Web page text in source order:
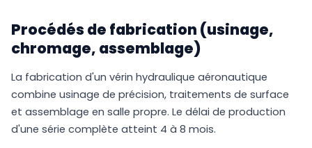
Procédés de fabrication (usinage,
chromage, assemblage)
La fabrication d'un vérin hydraulique aéronautique
combine usinage de précision, traitements de surface
et assemblage en salle propre. Le délai de production
d'une série complète atteint 4 à 8 mois.